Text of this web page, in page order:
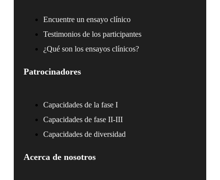
Encuentre un ensayo clínico
Testimonios de los participantes
¿Qué son los ensayos clínicos?
Patrocinadores
Capacidades de la fase I
Capacidades de fase II-III
Capacidades de diversidad
Acerca de nosotros